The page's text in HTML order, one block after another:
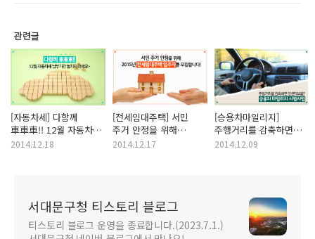
관련글
[자동차세] 다함께
車車車!! 12월 자동차세
납부기간 놓치지 마세요
2014.12.18
[전세임대주택] 서민
주거 안정을 위해
2015년 전세임대주택
2014.12.17
[승용차마일리지]
주행거리를 감축하면
인센티브를? 승용차
2014.12.09
서대문구청 티스토리 블로그
티스토리 블로그 운영을 종료합니다.(2023.7.1.)